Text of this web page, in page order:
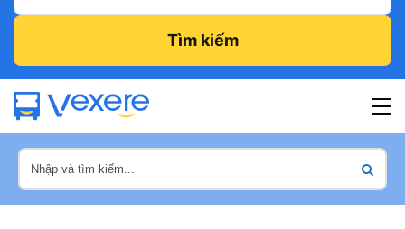
Tìm kiếm